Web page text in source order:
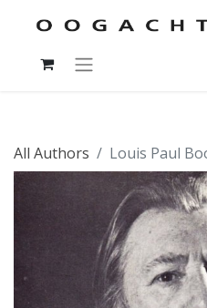
All Authors Louis Paul